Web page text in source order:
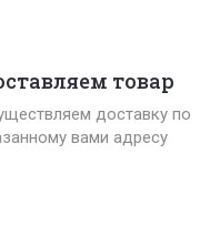
товар
доставку по
вами адресу